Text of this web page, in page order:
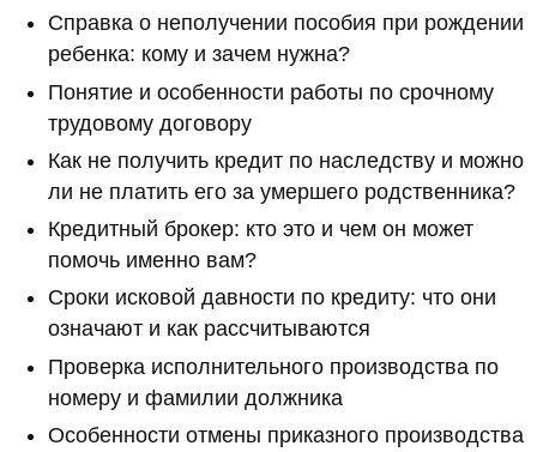
Справка о неполучении пособия при рождении
ребенка: кому и зачем нужна?
Понятие и особенности работы по срочному
трудовому договору
Как не получить кредит по наследству и можно
ли не платить его за умершего родственника?
Кредитный брокер: кто это и чем он может
помочь именно вам?
Сроки исковой давности по кредиту: что они
означают и как рассчитываются
Проверка исполнительного производства по
номеру и фамилии должника
Особенности отмены приказного производства